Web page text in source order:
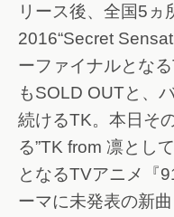
リース後、全国5ヵ
2016“Secret
ーファイナルとな
もSOLD OUTと、
続けるTK。本日そ
る”TK from 凛とし
となるTVアニメ『
ーマに未発表の新